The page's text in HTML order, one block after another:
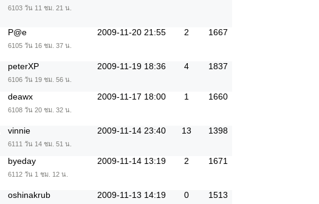
6103 วัน 11 ชม. 21 น.
P@e
6105 วัน 16 ชม. 37 น.
2009-11-20 21:55 2 1667
peterXP
6106 วัน 19 ชม. 56 น.
2009-11-19 18:36 4 1837
deawx
6108 วัน 20 ชม. 32 น.
2009-11-17 18:00 1 1660
vinnie
6111 วัน 14 ชม. 51 น.
2009-11-14 23:40 13 1398
byeday
6112 วัน 1 ชม. 12 น.
2009-11-14 13:19 2 1671
oshinakrub 2009-11-13 14:19 0 1513